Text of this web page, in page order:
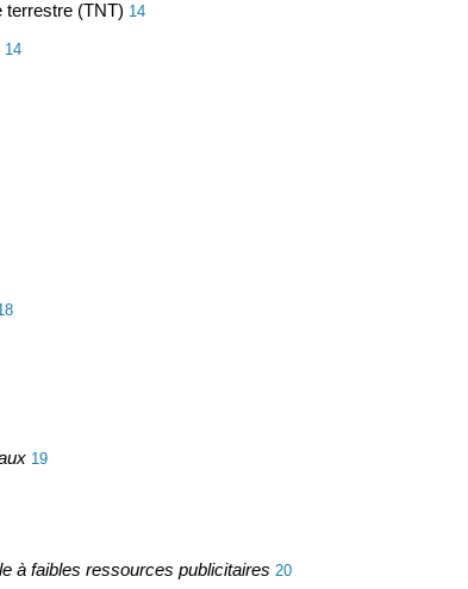
terrestre (TNT) 14
14
19
à faibles ressources publicitaires 20